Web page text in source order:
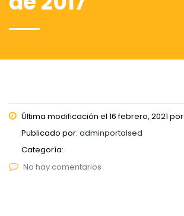
Última modificación el 16 febrero, 2021 por
Publicado por: adminportalsed
Categoría:
No hay comentarios